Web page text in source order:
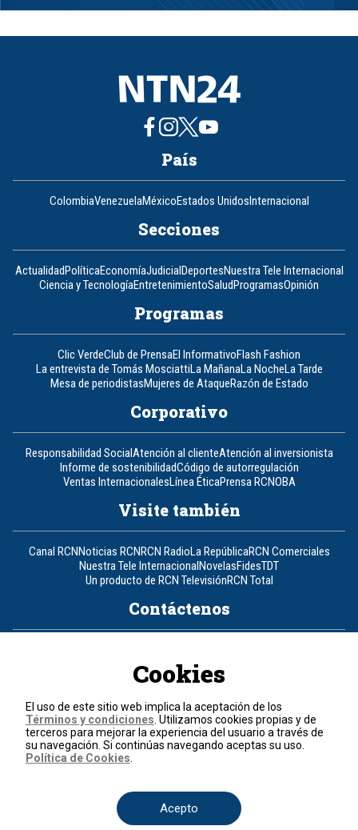
8
País
ColombiaVenezuelaMéxicoEstados UnidosInternacional
Secciones
ActualidadPolíticaEconomíaJudicialDeportesNuestra Tele Internacional
Ciencia y TecnologíaEntretenimientoSaludProgramasOpinión
Programas
Clic VerdeClub de PrensaEl InformativoFlash Fashion
La entrevista de Tomás MosciattiLa MañanaLa NocheLa Tarde
Mesa de periodistasMujeres de AtaqueRazón de Estado
Corporativo
Responsabilidad SocialAtención al clienteAtención al inversionista
Informe de sostenibilidadCódigo de autorregulación
Ventas InternacionalesLínea ÉticaPrensa RCNOBA
Visite también
Canal RCNNoticias RCNRCN RadioLa RepúblicaRCN Comerciales
Nuestra Tele InternacionalNovelasFidesTDT
Un producto de RCN TelevisiónRCN Total
Contáctenos
Política de cookies
Términos y condiciones
© 2026, RCN Medios.
Todos los derechos reservados.
Cookies
El uso de este sitio web implica la aceptación de los
Términos y condiciones . Utilizamos cookies propias y de
terceros para mejorar la experiencia del usuario a través de
su navegación. Si continúas navegando aceptas su uso.
Política de Cookies
Acepto